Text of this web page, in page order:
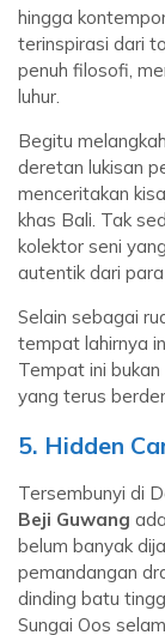
hingga
terinspirasi dari
penuh filosofi,
luhur.
Begitu
deretan lukisan
menceritakan
khas Bali. Tak
kolektor seni
autentik dari
Selain sebagai
tempat lahirnya
Tempat ini
yang terus
5. Hidden
Tersembunyi di
Beji Guwang
belum banyak
pemandangan
dinding batu
Sungai Oos